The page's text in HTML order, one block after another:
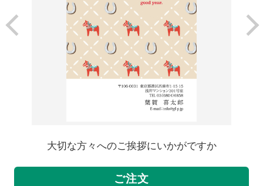
大切な方々へのご挨拶にいかがですか
ご注文